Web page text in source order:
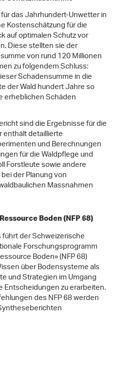
das Jahrhundert-Unwetter in
Kostenschätzung für die
auf optimalen Schutz vor
Diese stellten sie der
von rund 120 Millionen
zu folgendem Schluss:
Schadensumme in die
der Wald hundert Jahre so
erheblichen Schäden
sind die Ergebnisse für die
enthält detaillierte
und Berechnungen
für die Waldpflege und
Forstleute sowie andere
der Planung von
Massnahmen
Boden (NFP 68)
der Schweizerische
Forschungsprogramm
Boden» (NFP 68)
über Bodensysteme als
und Strategien im Umgang
Entscheidungen zu erarbeiten.
des NFP 68 werden